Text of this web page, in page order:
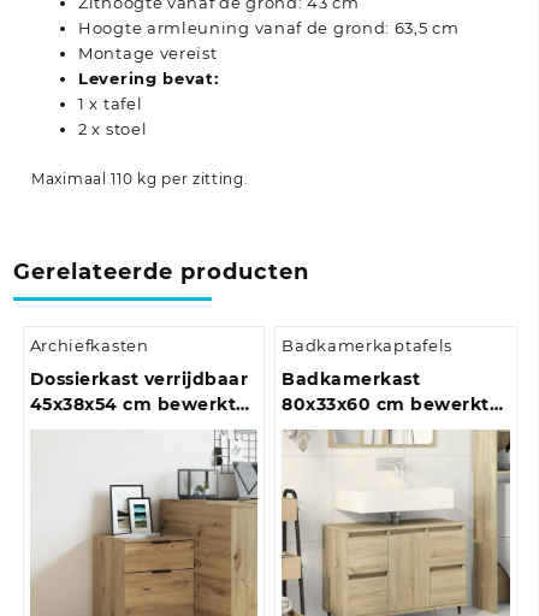
Hoogte armleuning vanaf de grond: 63,5 cm
Montage vereist
Levering bevat:
1 x tafel
2 x stoel
Maximaal 110 kg per zitting.
Gerelateerde producten
Archiefkasten
Dossierkast verrijdbaar
45x38x54 cm bewerkt
hout bruineiken
Badkamerkaptafels
Badkamerkast
80x33x60 cm bewerkt
hout bruin eikenkleur